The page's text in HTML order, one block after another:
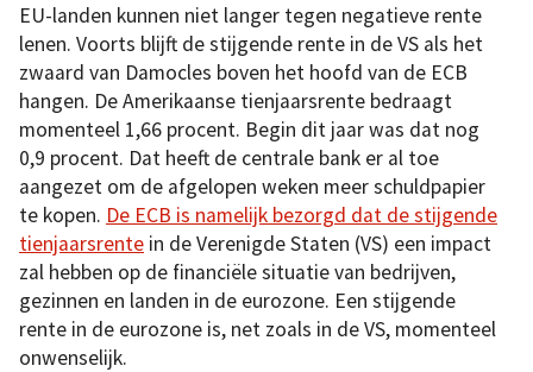
EU-landen kunnen niet langer tegen negatieve rente
lenen. Voorts blijft de stijgende rente in de VS als het
zwaard van Damocles boven het hoofd van de ECB
hangen. De Amerikaanse tienjaarsrente bedraagt
momenteel 1,66 procent. Begin dit jaar was dat nog
0,9 procent. Dat heeft de centrale bank er al toe
aangezet om de afgelopen weken meer schuldpapier
te kopen. De ECB is namelijk bezorgd dat de stijgende
tienjaarsrente in de Verenigde Staten (VS) een impact
zal hebben op de financiële situatie van bedrijven,
gezinnen en landen in de eurozone. Een stijgende
rente in de eurozone is, net zoals in de VS, momenteel
onwenselijk.